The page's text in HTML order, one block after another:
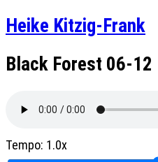
Heike Kitzig-Frank
Black Forest 06-12
Tempo: 1.0x